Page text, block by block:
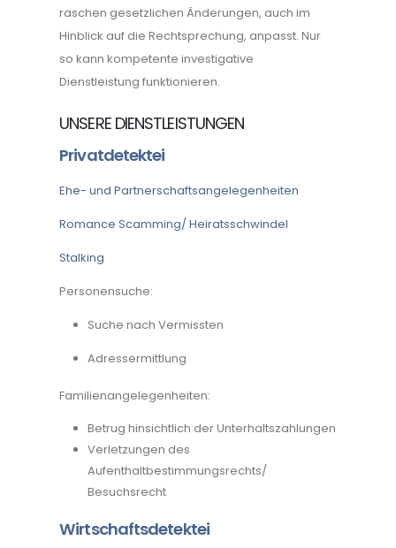
raschen gesetzlichen Änderungen, auch im
Hinblick auf die Rechtsprechung, anpasst. Nur
so kann kompetente investigative
Dienstleistung funktionieren.
UNSERE DIENSTLEISTUNGEN
Privatdetektei
Ehe- und Partnerschaftsangelegenheiten
Romance Scamming/ Heiratsschwindel
Stalking
Personensuche:
Suche nach Vermissten
Adressermittlung
Familienangelegenheiten:
Betrug hinsichtlich der Unterhaltszahlungen
Verletzungen des
Aufenthaltbestimmungsrechts/
Besuchsrecht
Wirtschaftsdetektei